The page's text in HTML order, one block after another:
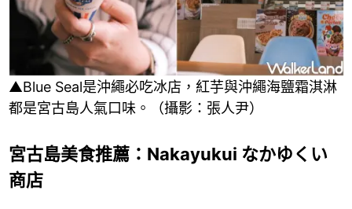
▲Blue Seal是沖繩必吃冰店，紅芋與沖繩海鹽霜淇淋
都是宮古島人氣口味。（攝影：張人尹）
宮古島美食推薦：Nakayukui なかゆくい
商店